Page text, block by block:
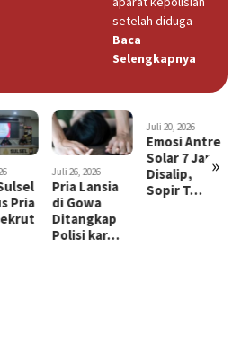
setelah diduga
Baca
Selengkapnya
»
Pria
Juli 26, 2026
Pria Lansia
di Gowa
Ditangkap
Polisi kar…
Juli 20, 2026
Emosi Antre
Solar 7 Jam
Disalip,
Sopir T…